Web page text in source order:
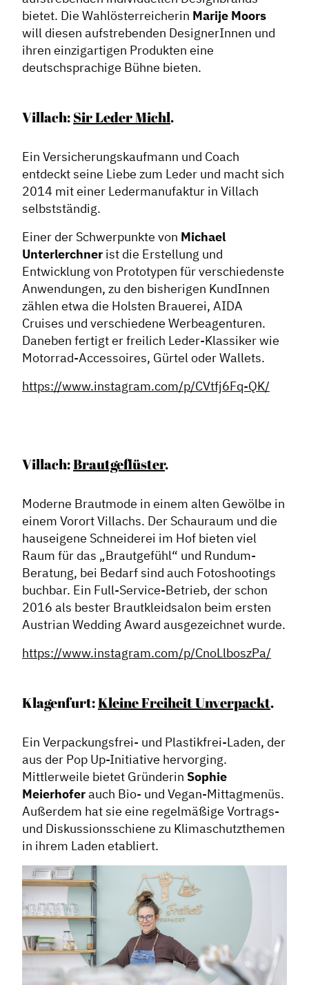
bietet. Die Wahlösterreicherin Marije Moors
will diesen aufstrebenden DesignerInnen und
ihren einzigartigen Produkten eine
deutschsprachige Bühne bieten.
Villach:Sir Leder Michl.
Ein Versicherungskaufmann und Coach
entdeckt seine Liebe zum Leder und macht sich
2014 mit einer Ledermanufaktur in Villach
selbstständig.
Einer der Schwerpunkte von Michael
Unterlerchner ist die Erstellung und
Entwicklung von Prototypen für verschiedenste
Anwendungen, zu den bisherigen KundInnen
zählen etwa die Holsten Brauerei, AIDA
Cruises und verschiedene Werbeagenturen.
Daneben fertigt er freilich Leder-Klassiker wie
Motorrad-Accessoires, Gürtel oder Wallets.
https://www.instagram.com/p/CVtfj6Fq-QK/
Villach:Brautgeflüster.
Moderne Brautmode in einem alten Gewölbe in
einem Vorort Villachs. Der Schauraum und die
hauseigene Schneiderei im Hof bieten viel
Raum für das „Brautgefühl“ und Rundum-
Beratung, bei Bedarf sind auch Fotoshootings
buchbar. Ein Full-Service-Betrieb, der schon
2016 als bester Brautkleidsalon beim ersten
Austrian Wedding Award ausgezeichnet wurde.
https://www.instagram.com/p/CnoLlboszPa/
Klagenfurt:Kleine Freiheit Unverpackt.
Ein Verpackungsfrei- und Plastikfrei-Laden, der
aus der Pop Up-Initiative hervorging.
Mittlerweile bietet Gründerin Sophie
Meierhoferauch Bio- und Vegan-Mittagmenüs.
Außerdem hat sie eine regelmäßige Vortrags-
und Diskussionsschiene zu Klimaschutzthemen
in ihrem Laden etabliert.